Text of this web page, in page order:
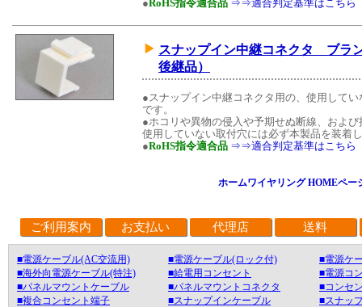
●RoHS指令適合品 ⇒⇒適合判定基準はこちら
スナップイン中継コネクタ ブラ
後継品）
●スナップイン中継コネクタ用の、使用して
です。
●ホコリや異物の侵入や予期せぬ断線、およ
使用していない取付穴には必ず本製品を装着
●RoHS指令適合品 ⇒⇒適合判定基準はこちら
ホームワイヤリング HOMEペー
ご利用案内 お支払い 代理店 送料
■電源ケーブル(AC交流用) ■電源ケーブル(ロック付)
■電源ケ
■海外向電源ケーブル(特注)
■給電用コンセント
■電源コ
■パネルマウントケーブル
■パネルマウントコネクタ
■コンセ
■複合コンセント端子
■スナップインケーブル
■スナッ